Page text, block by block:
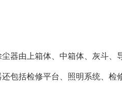
器由上箱体、中箱体、灰斗、
包括检修平台、照明系统、检